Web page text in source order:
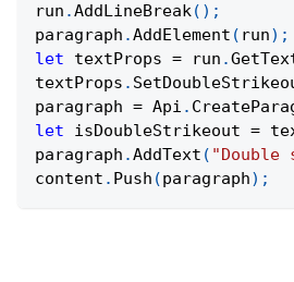
run .AddLineBreak( ) ;
paragraph .AddElement ( run) ;
let textProps = run .
textProps .
paragraph = Api .
let isDoubleStrikeout =
paragraph .AddText (
content . Push (paragraph) ;